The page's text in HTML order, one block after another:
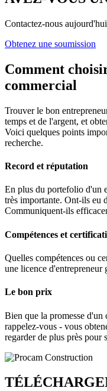
Contactez-nous
Obtenez une soumission
Comment
commercial
Trouver le bon
temps et de l'argent, et
Voici quelques points
recherche.
Record et réputation
En plus du portefolio d'un
très importante. Ont-ils eu
Communiquent-ils
Compétences et
Quelles compétences ou
une licence d'entrepreneur
Le bon prix
Bien que la promesse d'un
rappelez-vous - vous
regarder de plus près pour